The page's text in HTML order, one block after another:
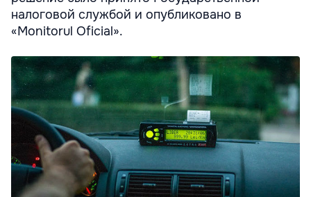
налоговой службой и опубликовано в
«Monitorul Oficial».